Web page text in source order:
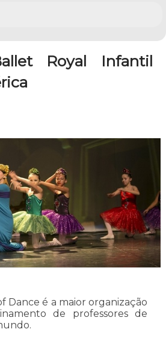
Royal Infantil
Dance é a maior organização
de professores de